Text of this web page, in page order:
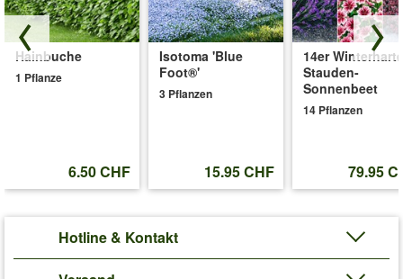
Hainbuche
1 Pflanze
6.50 CHF
Isotoma 'Blue
Foot®'
3 Pflanzen
15.95 CHF
14er
Stauden-
Sonnenbeet
14 Pflanzen
79.95
Hotline & Kontakt